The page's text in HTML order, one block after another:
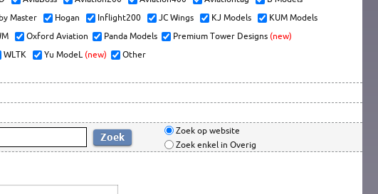
Master Hogan Inflight200 JC Wings KJ Models
KUM Models
Oxford Aviation Panda Models Premium Tower Designs (new)
WLTK Yu ModeL (new)
Other
Zoek op website
Zoek enkel in Overig